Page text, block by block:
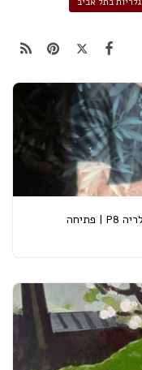
מלי דה-קאלו | לי ברבו | "רעיל וקוצני" | גלריה P8 | פתיחה